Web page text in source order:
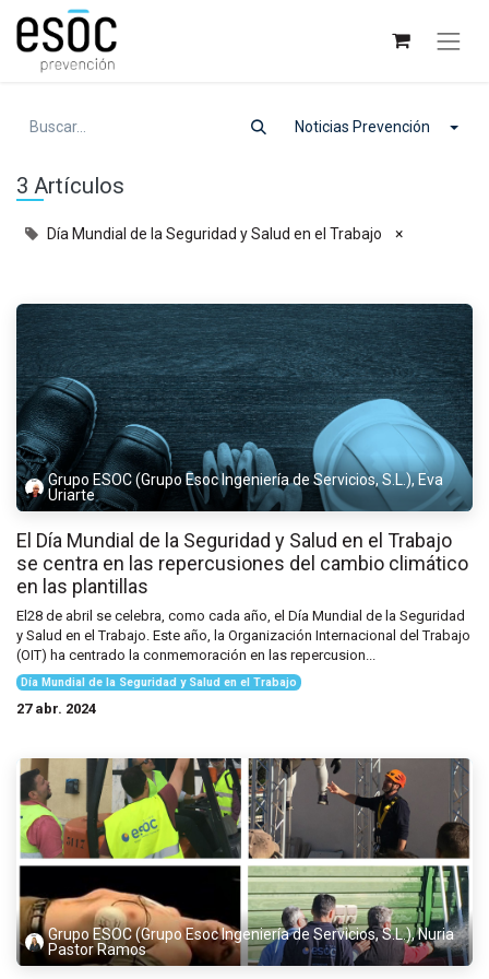
Noticias Prevención
3 Artículos
Día Mundial de la Seguridad y Salud en el Trabajo ×
Grupo ESOC (Grupo Esoc Ingeniería de Servicios, S.L.), Eva
Uriarte
El Día Mundial de la Seguridad y Salud en el Trabajo
se centra en las repercusiones del cambio climático
en las plantillas
El28 de abril se celebra, como cada año, el Día Mundial de la Seguridad
y Salud en el Trabajo. Este año, la Organización Internacional del Trabajo
(OIT) ha centrado la conmemoración en las repercusion...
Día Mundial de la Seguridad y Salud en el Trabajo
27 abr. 2024
Grupo ESOC (Grupo Esoc Ingeniería de Servicios, S.L.), Nuria
Pastor Ramos